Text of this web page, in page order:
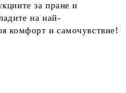
за пране и
на най-
комфорт и самочувствие!